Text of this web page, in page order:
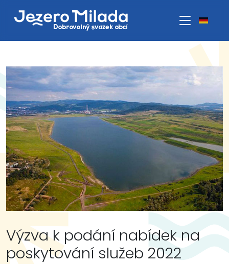
Výzva k podání nabídek na
poskytování služeb 2022